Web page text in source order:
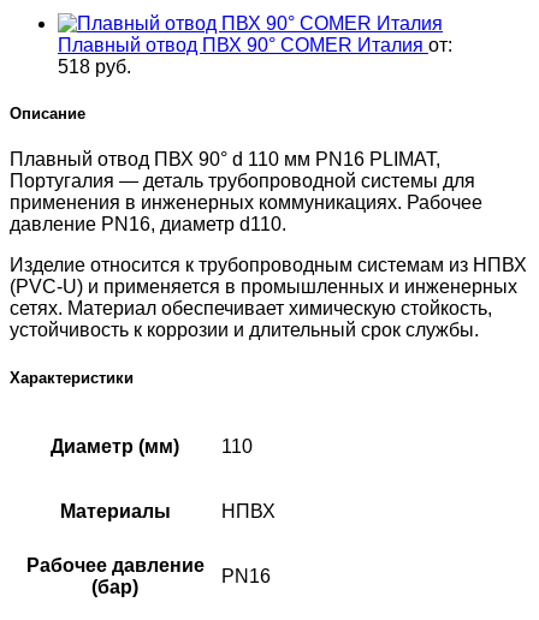
Плавный отвод ПВХ 90° COMER Италия от:
518 руб.
Описание
Плавный отвод ПВХ 90° d 110 мм PN16 PLIMAT,
Португалия — деталь трубопроводной системы для
применения в инженерных коммуникациях. Рабочее
давление PN16, диаметр d110.
Изделие относится к трубопроводным системам из НПВХ
(PVC-U) и применяется в промышленных и инженерных
сетях. Материал обеспечивает химическую стойкость,
устойчивость к коррозии и длительный срок службы.
Характеристики
Диаметр (мм) 110
Материалы НПВХ
Рабочее давление
(бар)
PN16